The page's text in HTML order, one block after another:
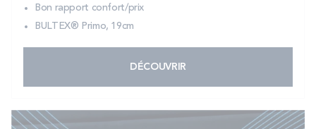
Bon rapport confort/prix
BULTEX® Primo, 19cm
DÉCOUVRIR